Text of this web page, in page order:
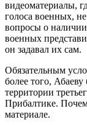
видеоматериалы,
голоса военных,
вопросы о
военных
он задавал их сам.
Обязательным
более того,
территории
Прибалтике.
материале.